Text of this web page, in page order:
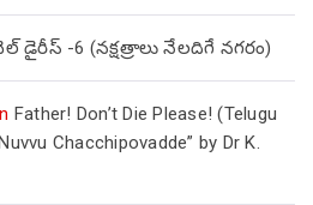
డైరీస్ -6 (నక్షత్రాలు నేలదిగే నగరం)
Father! Don’t Die Please! (Telugu
Chacchipovadde” by Dr K.